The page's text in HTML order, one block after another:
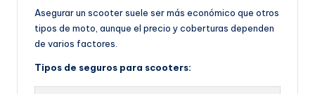
Asegurar un scooter suele ser más económico que otros
tipos de moto, aunque el precio y coberturas dependen
de varios factores.
Tipos de seguros para scooters: